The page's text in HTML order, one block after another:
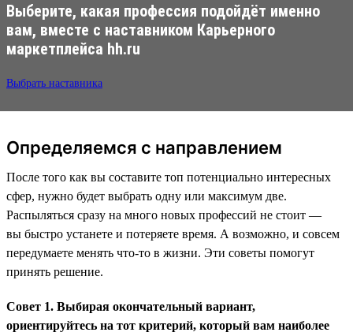
Выберите, какая профессия подойдёт именно
вам, вместе с наставником Карьерного
маркетплейса hh.ru
Выбрать наставника
Определяемся с направлением
После того как вы составите топ потенциально интересных
сфер, нужно будет выбрать одну или максимум две.
Распыляться сразу на много новых профессий не стоит —
вы быстро устанете и потеряете время. А возможно, и совсем
передумаете менять что-то в жизни. Эти советы помогут
принять решение.
Совет 1. Выбирая окончательный вариант,
ориентируйтесь на тот критерий, который вам наиболее